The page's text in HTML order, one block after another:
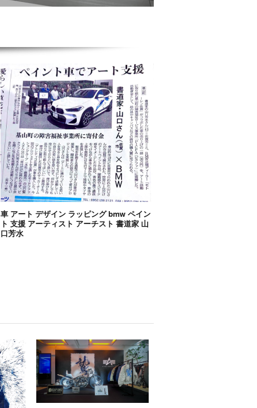
車 アート デザイン ラッピング bmw ペイン
ト 支援 アーティスト アーチスト 書道家 山
口芳水